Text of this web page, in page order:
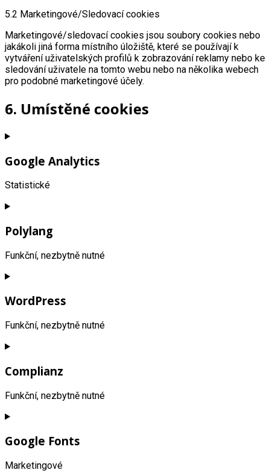
5.2 Marketingové/Sledovací cookies
Marketingové/sledovací cookies jsou soubory cookies nebo
jakákoli jiná forma místního úložiště, které se používají k
vytváření uživatelských profilů k zobrazování reklamy nebo ke
sledování uživatele na tomto webu nebo na několika webech
pro podobné marketingové účely.
6. Umístěné cookies
Google Analytics
Statistické
Consent
service
google-
analytics
Polylang
Funkční, nezbytně nutné
Consent
service
WordPress
Funkční, nezbytně nutné
Consent
service
wordpress
Complianz
Funkční, nezbytně nutné
Consent
service
complianz
Google Fonts
Marketingové